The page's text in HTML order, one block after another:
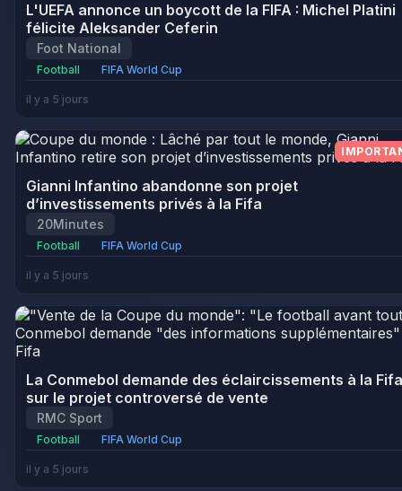
L'UEFA annonce un boycott de la FIFA : Michel Platini
félicite Aleksander Ceferin
Foot National
Football FIFA World Cup
il y a 5 jours
Gianni Infantino abandonne son projet
d’investissements privés à la Fifa
20Minutes
Football FIFA World Cup
il y a 5 jours
La Conmebol demande des éclaircissements à la Fifa
sur le projet controversé de vente
RMC Sport
Football FIFA World Cup
il y a 5 jours